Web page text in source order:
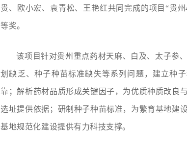
贵、欧小宏、袁青松、王艳红共同完成的项目“贵
等奖。
该项目针对贵州重点药材天麻、白及、太子参
划缺乏、种子种苗标准缺失等系列问题，建立种
靠；解析药材品质形成关键因子，为优质种质改良
选址提供依据；研制种子种苗标准，为繁育基地建
基地规范化建设提供有力科技支撑。